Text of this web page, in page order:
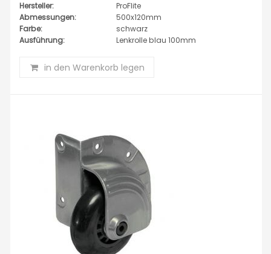
Hersteller:
ProFlite
Abmessungen:
500x120mm
Farbe:
schwarz
Ausführung:
Lenkrolle blau 100mm
in den Warenkorb legen